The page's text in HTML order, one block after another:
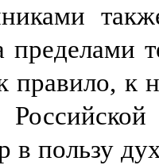
правило,
пользу